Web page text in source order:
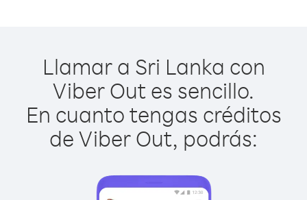
Llamar a Sri Lanka con
Viber Out es sencillo.
En cuanto tengas créditos
de Viber Out, podrás: